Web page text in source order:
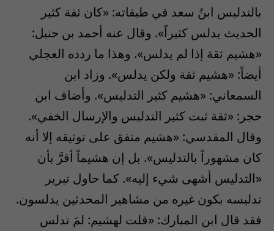
بالتدليس ابنُ سعد في طبقاته: «كان ثقة كثير
الحديث يدلس كثيراً». وقال عنه أحمد بن حنبل:
«هشيم ثقة إذا لم يدلس». وهذا ما ردده العجلي
أيضاً: «هشيم ثقة ولكن يدلس». وزاد ابن
السمعاني: «هشيم كثير التدليس». وأضاف ابن
حجر: «ثقة ثبت كثير التدليس والإرسال الخفي».
وقال المقدسي: «هشيم متفق على توثيقه إلا أنه
كان مشهوراً بالتدليس». بل إن هشيماً أقرَّ بأن
«التدليس أشهى شيء إليه». كما حاول تبرير
تدليسه بكون غيره من مشاهير المحدثين يدلسون.
فقد قال ابن المبارك: «قلت لهشيم: لمَ تدلس